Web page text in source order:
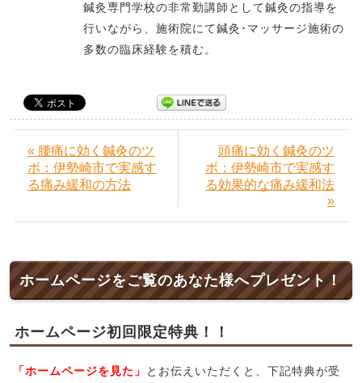
鍼灸専門学校の非常勤講師として鍼灸の指導を
行いながら、施術院にて鍼灸･マッサージ施術の
多数の臨床経験を積む。
« 腰痛に効く鍼灸のツ
ボ：伊勢崎市で実感す
る痛み緩和の方法
頭痛に効く鍼灸のツ
ボ：伊勢崎市で実感す
る効果的な痛み緩和法
»
ホームページをご覧のあなた様へプレゼント！
ホームページ初回限定特典！！
「ホームページを見た」
とお伝えいただくと、下記特典が受